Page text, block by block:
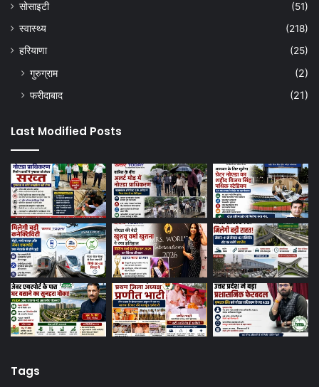
सोसाइटी
(51)
स्वास्थ्य
(218)
हरियाणा
(25)
गुरुग्राम
(2)
फरीदाबाद
(21)
Last Modified Posts
Tags